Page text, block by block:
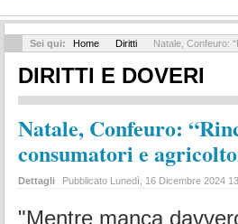
Sei qui: Home Diritti Natale, Confeuro:
DIRITTI E DOVERI
Natale, Confeuro:
consumatori e
Dettagli Pubblicato Lunedì, 16 Dicembre 2024
"Mentre manca